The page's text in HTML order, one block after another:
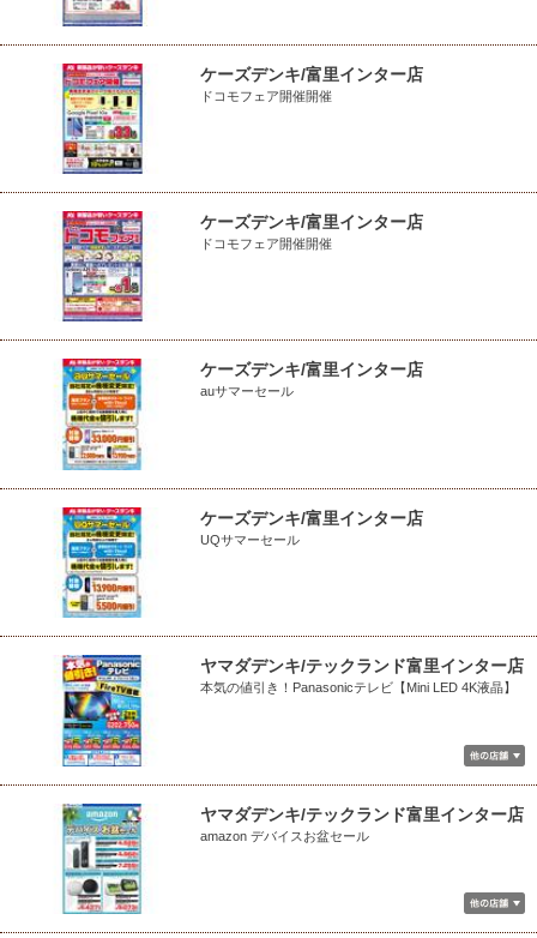
ケーズデンキ/富里インター店
ドコモフェア開催開催
ケーズデンキ/富里インター店
ドコモフェア開催開催
ケーズデンキ/富里インター店
auサマーセール
ケーズデンキ/富里インター店
UQサマーセール
ヤマダデンキ/テックランド富里インター店
本気の値引き！Panasonicテレビ【Mini LED 4K液晶】
ヤマダデンキ/テックランド富里インター店
amazon デバイスお盆セール